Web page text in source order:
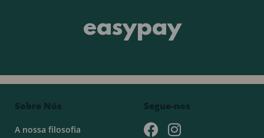
easypay
Sobre Nós
A nossa filosofia
Segue-nos